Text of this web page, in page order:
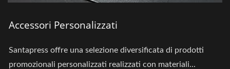
Accessori Personalizzati
Santapress offre una selezione diversificata di prodotti
promozionali personalizzati realizzati con materiali...